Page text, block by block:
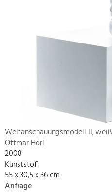
Weltanschauungsmodell II, weiß
Ottmar Hörl
2008
Kunststoff
55 x 30,5 x 36 cm
Anfrage